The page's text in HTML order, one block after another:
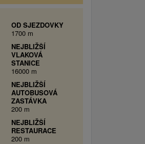
OD SJEZDOVKY
1700 m
NEJBLIŽŠÍ
VLAKOVÁ
STANICE
16000 m
NEJBLIŽŠÍ
AUTOBUSOVÁ
ZASTÁVKA
200 m
NEJBLIŽŠÍ
RESTAURACE
200 m